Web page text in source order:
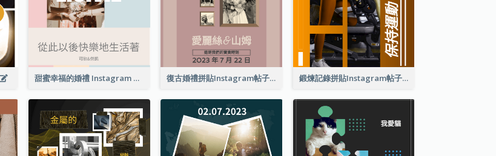
甜蜜幸福的婚禮 Instagram 帖子 復古婚禮拼貼Instagram帖子 鍛煉記錄拼貼Instagram帖子